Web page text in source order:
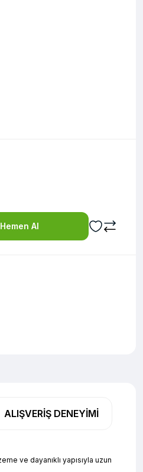
Hemen Al
ALIŞVERIŞ DENEYIMI
ve dayanıklı yapısıyla uzun